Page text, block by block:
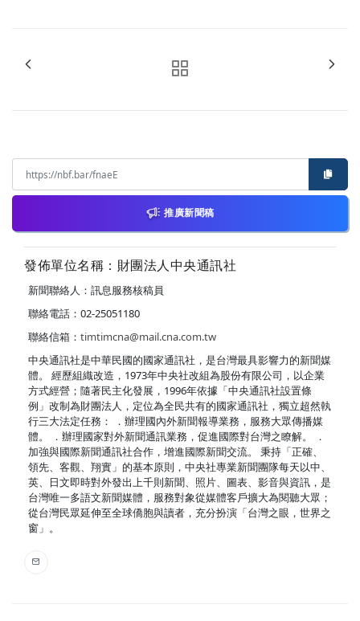
推廣新聞稿
發佈單位名稱：財團法人中央通訊社
新聞聯絡人：訊息服務核稿員
聯絡電話：02-25051180
聯絡信箱： timtimcna@mail.cna.com.tw
中央通訊社是中華民國的國家通訊社，是台灣最具影響力的新聞媒
體。 經歷組織改造，1973年中央社改組為股份有限公司，以企業
方式經營；隨著民主化發展，1996年依據「中央通訊社設置條
例」改制為財團法人，定位為全民共有的國家通訊社，獨立超然執
行三大法定任務： ．辦理國內外新聞報導業務，服務大眾傳播媒
體。 ．辦理國家對外新聞通訊業務，促進國際對台灣之瞭解。 ．
加強與國際新聞通訊社合作，增進國際新聞交流。 秉持「正確、
領先、客觀、翔實」的基本原則，中央社專業新聞團隊每天以中、
英、日文即時對外發出上千則新聞、照片、圖表、影音與資訊，是
台灣唯一多語文新聞媒體，服務對象從媒體客戶擴大為閱聽大眾；
從台灣民眾延伸至全球僑胞與讀者，充分扮演「台灣之眼，世界之
窗」。